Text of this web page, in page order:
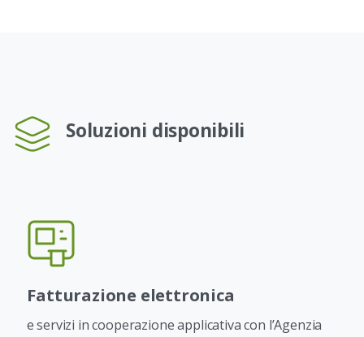
Soluzioni disponibili
Fatturazione elettronica
e servizi in cooperazione applicativa con l’Agenzia